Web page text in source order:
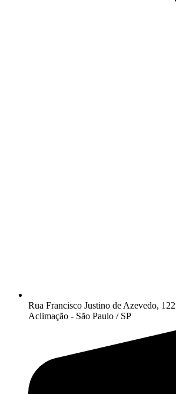
Rua Francisco Justino de Azevedo, 122
Aclimação - São Paulo / SP